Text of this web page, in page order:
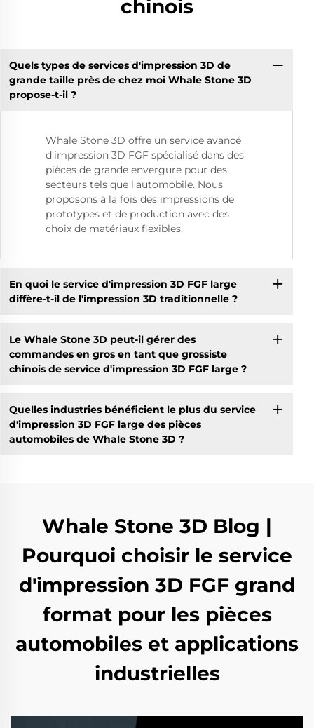
chinois
Quels types de services d'impression 3D de
grande taille près de chez moi Whale Stone 3D
propose-t-il ?
Whale Stone 3D offre un service avancé
d'impression 3D FGF spécialisé dans des
pièces de grande envergure pour des
secteurs tels que l'automobile. Nous
proposons à la fois des impressions de
prototypes et de production avec des
choix de matériaux flexibles.
En quoi le service d'impression 3D FGF large
diffère-t-il de l'impression 3D traditionnelle ?
Le Whale Stone 3D peut-il gérer des
commandes en gros en tant que grossiste
chinois de service d'impression 3D FGF large ?
Quelles industries bénéficient le plus du service
d'impression 3D FGF large des pièces
automobiles de Whale Stone 3D ?
Whale Stone 3D Blog |
Pourquoi choisir le service
d'impression 3D FGF grand
format pour les pièces
automobiles et applications
industrielles